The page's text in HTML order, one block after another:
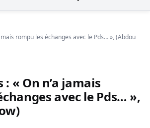
rompu les échanges avec le Pds… », (Abdou
« On n’a jamais
avec le Pds… »,